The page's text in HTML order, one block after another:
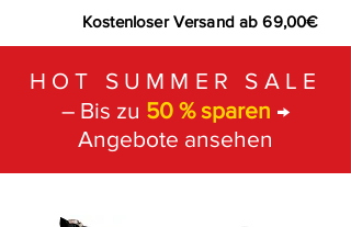
Kostenloser Versand ab 69,00€
HOT SUMMER SALE
– Bis zu 50 % sparen →
Angebote ansehen